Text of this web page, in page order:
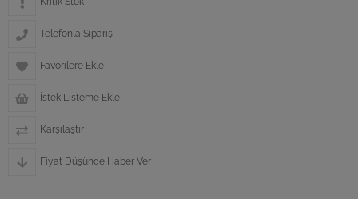
Telefonla Sipariş
Favorilere Ekle
İstek Listeme Ekle
Karşılaştır
Fiyat Düşünce Haber Ver